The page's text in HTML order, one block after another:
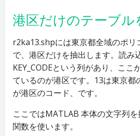
港区だけのテーブル
r2ka13.shpには東京都全域のポリ
で、港区だけを抽出します。読み
KEY_CODEという列があり、ここ
ているのが港区です。13は東京都
が港区のコード、です。
ここではMATLAB 本体の文字列
関数を使います。